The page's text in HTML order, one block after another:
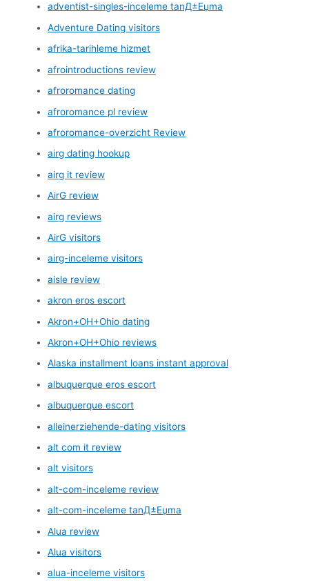
adventist-singles-inceleme tanД±Еџma
Adventure Dating visitors
afrika-tarihleme hizmet
afrointroductions review
afroromance dating
afroromance pl review
afroromance-overzicht Review
airg dating hookup
airg it review
AirG review
airg reviews
AirG visitors
airg-inceleme visitors
aisle review
akron eros escort
Akron+OH+Ohio dating
Akron+OH+Ohio reviews
Alaska installment loans instant approval
albuquerque eros escort
albuquerque escort
alleinerziehende-dating visitors
alt com it review
alt visitors
alt-com-inceleme review
alt-com-inceleme tanД±Еџma
Alua review
Alua visitors
alua-inceleme visitors